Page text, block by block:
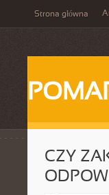
Strona główna
CZY